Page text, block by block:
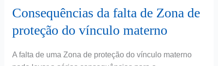
Consequências da falta de Zona de
proteção do vínculo materno
A falta de uma Zona de proteção do vínculo materno